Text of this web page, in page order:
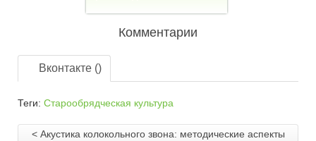
Комментарии
Вконтакте ()
Теги: Старообрядческая культура
< Акустика колокольного звона: методические аспекты